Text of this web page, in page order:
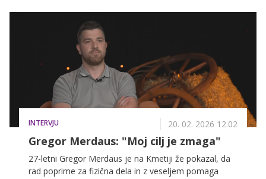
INTERVJU 20. 02. 2026 12.02
Gregor Merdaus: "Moj cilj je zmaga"
27-letni Gregor Merdaus je na Kmetiji že pokazal, da
rad poprime za fizična dela in z veseljem pomaga